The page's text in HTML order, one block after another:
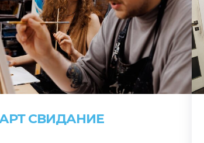
СВИДАНИЕ